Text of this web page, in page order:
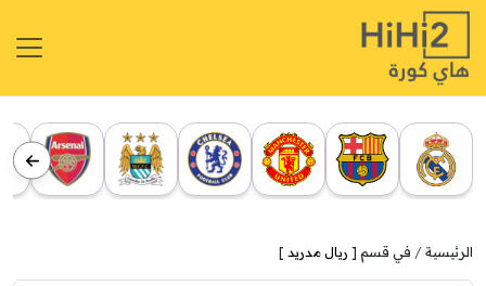
الرئيسية في قسم [ ريال مدريد ]